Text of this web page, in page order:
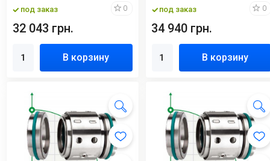
под заказ 0
32 043 грн.
В корзину
под заказ 0
34 940 грн.
В корзину